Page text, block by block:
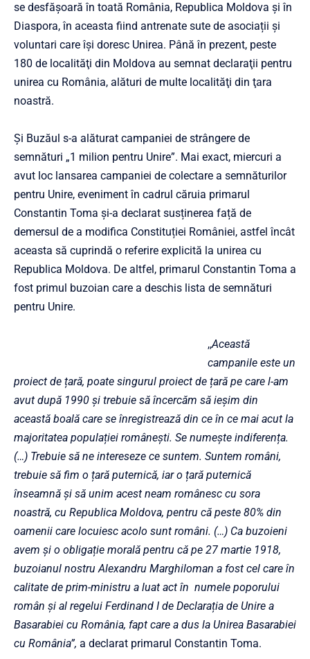
se desfășoară în toată România, Republica Moldova și în
Diaspora, în aceasta fiind antrenate sute de asociații și
voluntari care își doresc Unirea. Până în prezent, peste
180 de localităţi din Moldova au semnat declaraţii pentru
unirea cu România, alături de multe localităţi din ţara
noastră.
Și Buzăul s-a alăturat campaniei de strângere de
semnături „1 milion pentru Unire”. Mai exact, miercuri a
avut loc lansarea campaniei de colectare a semnăturilor
pentru Unire, eveniment în cadrul căruia primarul
Constantin Toma și-a declarat susținerea față de
demersul de a modifica Constituției României, astfel încât
aceasta să cuprindă o referire explicită la unirea cu
Republica Moldova. De altfel, primarul Constantin Toma a
fost primul buzoian care a deschis lista de semnături
pentru Unire.
,,Această
campanile este un
proiect de țară, poate singurul proiect de țară pe care l-am
avut după 1990 și trebuie să încercăm să ieșim din
această boală care se înregistrează din ce în ce mai acut la
majoritatea populației românești. Se numește indiferența.
(…) Trebuie să ne intereseze ce suntem. Suntem români,
trebuie să fim o țară puternică, iar o țară puternică
înseamnă și să unim acest neam românesc cu sora
noastră, cu Republica Moldova, pentru că peste 80% din
oamenii care locuiesc acolo sunt români. (…) Ca buzoieni
avem și o obligație morală pentru că pe 27 martie 1918,
buzoianul nostru Alexandru Marghiloman a fost cel care în
calitate de prim-ministru a luat act în numele poporului
român și al regelui Ferdinand I de Declarația de Unire a
Basarabiei cu România, fapt care a dus la Unirea Basarabiei
cu România”, a declarat primarul Constantin Toma.